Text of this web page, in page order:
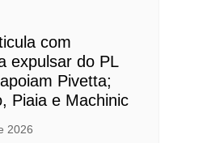
com
expulsar do PL
Pivetta;
Piaia e Machinic
2026